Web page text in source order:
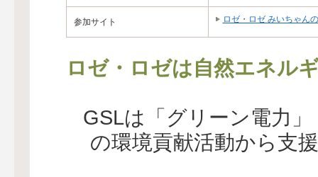
参加サイト ロゼ・ロゼ みいちゃん
ロゼ・ロゼは自然エネル
GSLは「グリーン電力
の環境貢献活動から支